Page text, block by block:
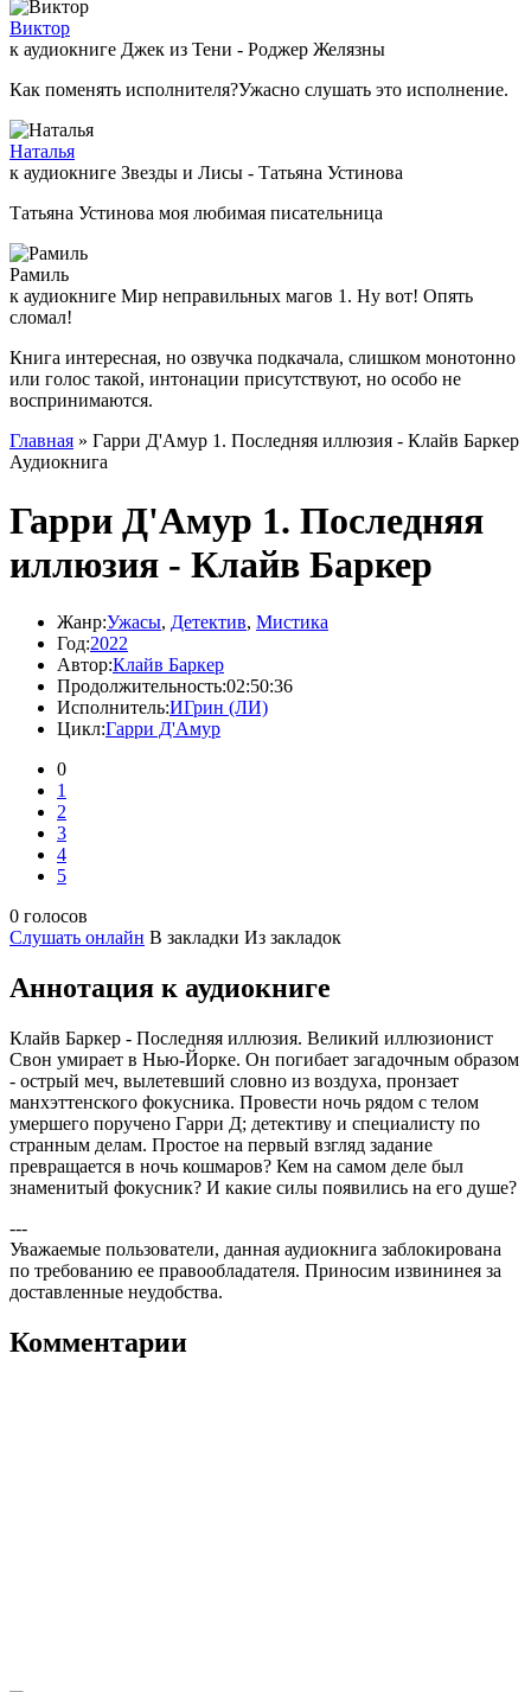
Виктор
к аудиокниге Джек из Тени - Роджер Желязны
Как поменять исполнителя?Ужасно слушать это исполнение.
Наталья
к аудиокниге Звезды и Лисы - Татьяна Устинова
Татьяна Устинова моя любимая писательница
Рамиль
к аудиокниге Мир неправильных магов 1. Ну вот! Опять
сломал!
Книга интересная, но озвучка подкачала, слишком монотонно
или голос такой, интонации присутствуют, но особо не
воспринимаются.
Главная » Гарри Д'Амур 1. Последняя иллюзия - Клайв Баркер
Аудиокнига
Гарри Д'Амур 1. Последняя
иллюзия - Клайв Баркер
Жанр:Ужасы, Детектив, Мистика
Год:2022
Автор:Клайв Баркер
Продолжительность:02:50:36
Исполнитель:ИГрин (ЛИ)
Цикл:Гарри Д'Амур
0
1
2
3
4
5
0 голосов
Слушать онлайн В закладки Из закладок
Аннотация к аудиокниге
Клайв Баркер - Последняя иллюзия. Великий иллюзионист
Свон умирает в Нью-Йорке. Он погибает загадочным образом
- острый меч, вылетевший словно из воздуха, пронзает
манхэттенского фокусника. Провести ночь рядом с телом
умершего поручено Гарри Д; детективу и специалисту по
странным делам. Простое на первый взгляд задание
превращается в ночь кошмаров? Кем на самом деле был
знаменитый фокусник? И какие силы появились на его душе?
---
Уважаемые пользователи, данная аудиокнига заблокирована
по требованию ее правообладателя. Приносим извининея за
доставленные неудобства.
Комментарии